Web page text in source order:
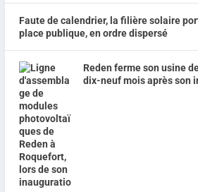
Faute de calendrier, la filière solaire
place publique, en ordre dispersé
Reden ferme son usine
dix-neuf mois après son